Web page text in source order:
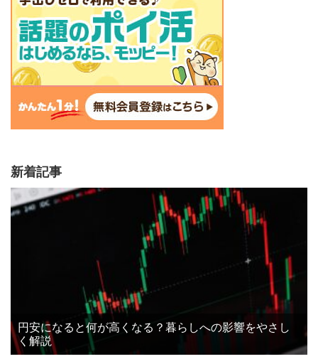
新着記事
円安になると何が高くなる？暮らしへの影響をやさし
く解説